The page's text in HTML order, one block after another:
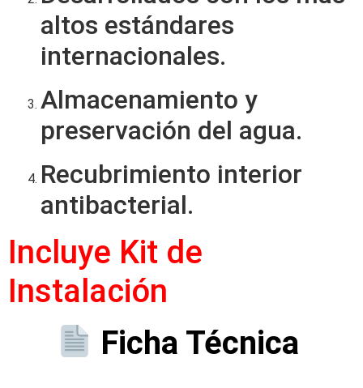
altos estándares
internacionales.
Almacenamiento y
preservación del agua.
Recubrimiento interior
antibacterial.
Incluye Kit de
Instalación
Ficha Técnica